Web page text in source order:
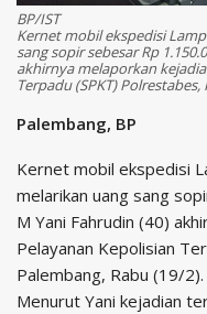
BP/IST
Kernet mobil ekspedisi
sang sopir sebesar Rp
akhirnya melaporkan
Terpadu (SPKT)
Palembang, BP
Kernet mobil ekspedisi
melarikan uang sang
M Yani Fahrudin (40)
Pelayanan Kepolisian
Palembang, Rabu (19/2).
Menurut Yani kejadian